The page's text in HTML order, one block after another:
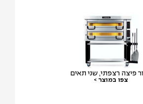
רצפתי, שני תאים
במוצר >